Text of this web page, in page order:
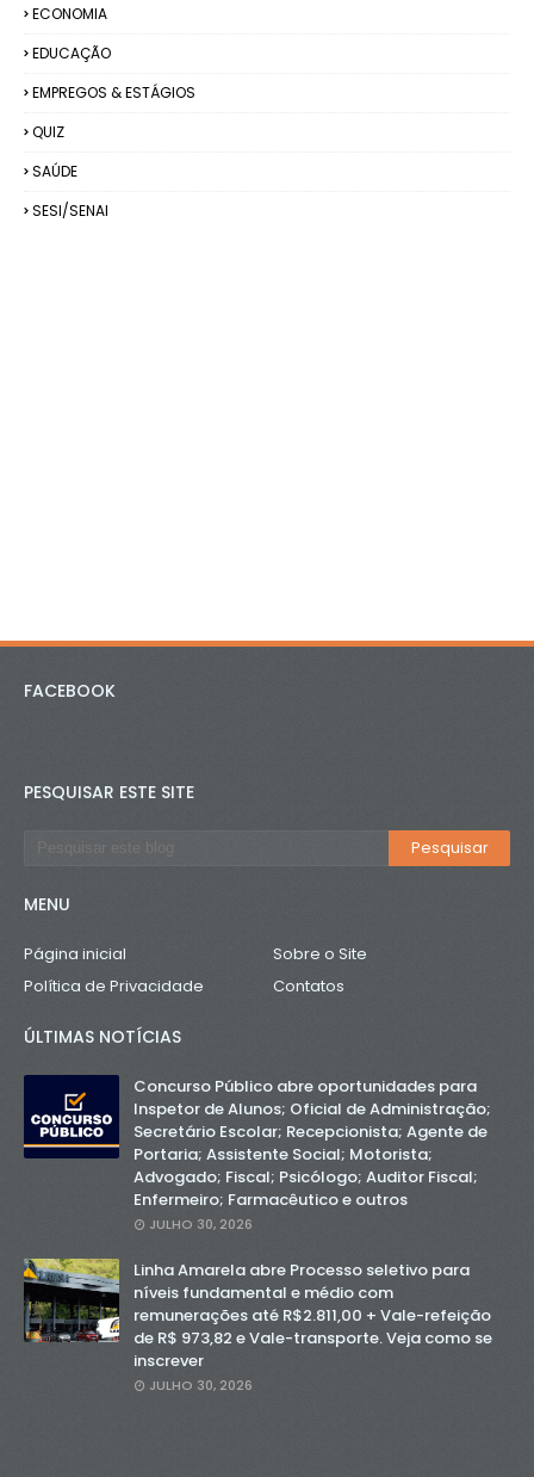
ECONOMIA
EDUCAÇÃO
EMPREGOS & ESTÁGIOS
QUIZ
SAÚDE
SESI/SENAI
FACEBOOK
PESQUISAR ESTE SITE
MENU
Página inicial
Sobre o Site
Política de Privacidade
Contatos
ÚLTIMAS NOTÍCIAS
Concurso Público abre oportunidades para
Inspetor de Alunos; Oficial de Administração;
Secretário Escolar; Recepcionista; Agente de
Portaria; Assistente Social; Motorista;
Advogado; Fiscal; Psicólogo; Auditor Fiscal;
Enfermeiro; Farmacêutico e outros
JULHO 30, 2026
Linha Amarela abre Processo seletivo para
níveis fundamental e médio com
remunerações até R$2.811,00 + Vale-refeição
de R$ 973,82 e Vale-transporte. Veja como se
inscrever
JULHO 30, 2026